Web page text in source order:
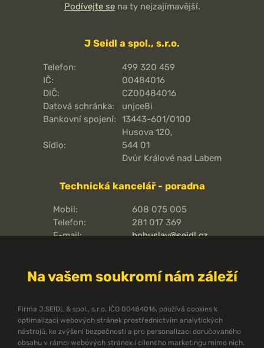
Podívejte sena ty nejzajímavější.
J Seidl a spol., s.r.o.
Telefon:
499 320 459
IČ:
00484016
DIČ:
CZ00484016
Datová schránka:
unjce8i
Bankovní spojení:
13443-601/0100
Sídlo:
Husova 120,
544 01
Dvůr Králové nad Labem
Technická kancelář - poradna
Mobil:
608 075 005
Telefon:
281 017 369
E-mail:
bohuslav@seidl.cz
Praha 15 - Hostivař
O pořární ochraně
Protipožární směrnice
Protipožární normy ČSN
Na vašem soukromí nám záleží
Firma J.SEIDL & spol., s.r.o, IČO 00484016, používá cookies k
optimalizaci webových stránek prostřednictvím analytických
nástrojů, ke zvýšení bezpečnosti a pro personalizaci doručovaného
obsahu v rámci webových stránek i cíleného marketingu mimo nich.